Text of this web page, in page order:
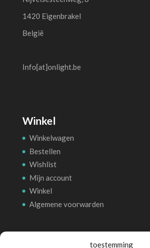
toestemming
1420 Eigenbrakel
België
Info[at]onlight.be
Winkel
Winkelwagen
Bestellen
Wishlist
Mijn account
Winkel
Algemene voorwarden
Betalingsmethoden